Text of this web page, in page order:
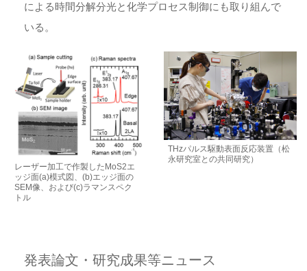
による時間分解分光と化学プロセス制御にも取り組んで
いる。
レーザー加工で作製したMoS2エ
ッジ面(a)模式図、(b)エッジ面の
SEM像、および(c)ラマンスペク
トル
THzパルス駆動表面反応装置（松
永研究室との共同研究）
発表論文・研究成果等ニュース